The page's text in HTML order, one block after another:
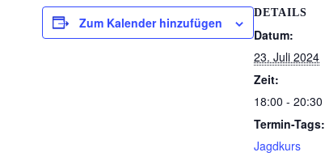
Zum Kalender hinzufügen
DETAILS
Datum:
23. Juli 2024
Zeit:
18:00 - 20:30
Termin-Tags:
Jagdkurs